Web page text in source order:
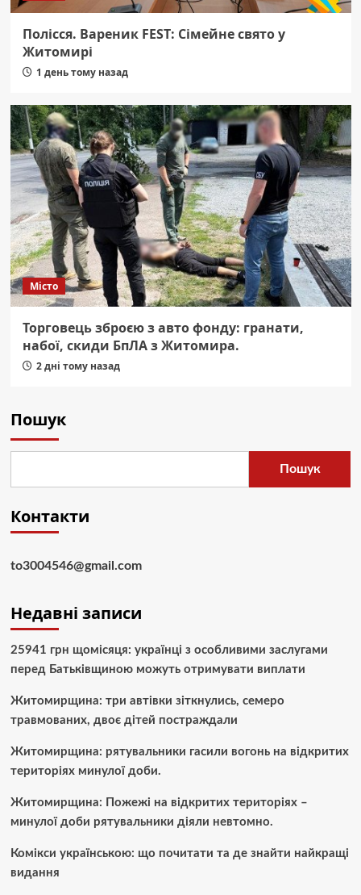
Полісся. Вареник FEST: Сімейне свято у
Житомирі
1 день тому назад
Місто
Торговець зброєю з авто фонду: гранати,
набої, скиди БпЛА з Житомира.
2 дні тому назад
Пошук
Пошук
Контакти
to3004546@gmail.com
Недавні записи
25941 грн щомісяця: українці з особливими заслугами
перед Батьківщиною можуть отримувати виплати
Житомирщина: три автівки зіткнулись, семеро
травмованих, двоє дітей постраждали
Житомирщина: рятувальники гасили вогонь на відкритих
територіях минулої доби.
Житомирщина: Пожежі на відкритих територіях –
минулої доби рятувальники діяли невтомно.
Комікси українською: що почитати та де знайти найкращі
видання